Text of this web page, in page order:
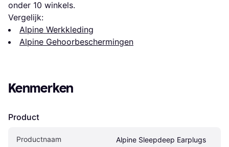
onder 10 winkels.
Vergelijk:
Alpine Werkkleding
Alpine Gehoorbeschermingen
Kenmerken
Product
Productnaam Alpine Sleepdeep Earplugs